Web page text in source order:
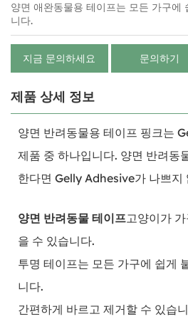
양면 애완동물용 테이프는 모든 가구에
니다.
지금 문의하세요 문의하기
제품 상세 정보
양면 반려동물용 테이프 핑크는
제품 중 하나입니다. 양면 반려동
한다면 Gelly Adhesive가 나쁘지
양면 반려동물 테이프고양이가
을 수 있습니다.
투명 테이프는 모든 가구에 쉽게
니다.
간편하게 바르고 제거할 수 있습